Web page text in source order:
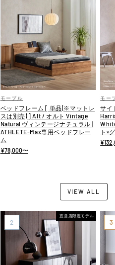
販
モーブル
ベッドフレーム [ 単品(※マットレ
スは別売) ] Alt / オルト Vintage
Natural ヴィンテージナチュラル |
ATHLETE-Max専用ベッドフレー
ム
¥78,000〜
モー
サイ
ト×
VIEW ALL
直営店限定モデル